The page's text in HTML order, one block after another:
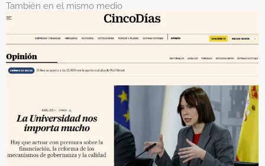
También en el mismo medio